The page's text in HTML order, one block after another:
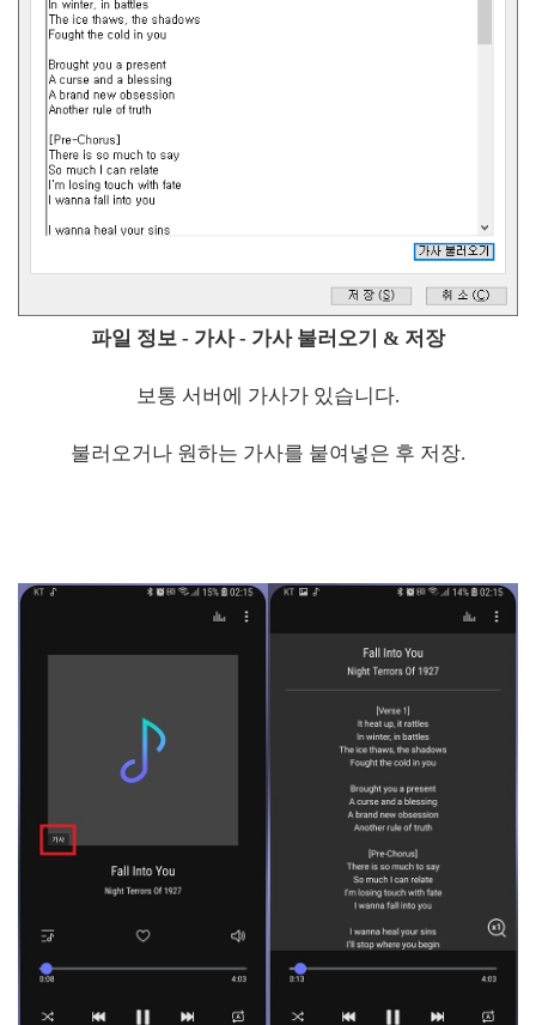
파일 정보 - 가사 - 가사 불러오기 & 저장
보통 서버에 가사가 있습니다.
불러오거나 원하는 가사를 붙여넣은 후 저장.